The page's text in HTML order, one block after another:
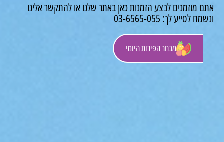
מבחר הפירות היומי
מוזמנים לבצע הזמנות כאן באתר שלנו או להתקשר אלינו
לך: 03-6565-055